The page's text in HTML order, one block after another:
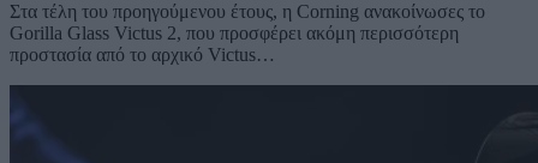
Στα τέλη του προηγούμενου έτους, η Corning ανακοίνωσες το
Gorilla Glass Victus 2, που προσφέρει ακόμη περισσότερη
προστασία από το αρχικό Victus…